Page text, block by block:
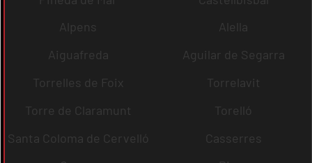
Alpens
Alella
Aiguafreda
Aguilar de Segarra
Torrelles de Foix
Torrelavit
Torre de Claramunt
Torelló
Santa Coloma de Cervelló
Casserres